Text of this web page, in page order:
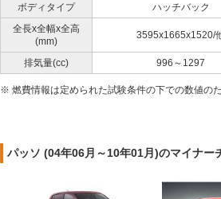
ボディタイプ ハッチバック
全長x全幅x全高
(mm)
3595x1665x1520/
排気量(cc) 996～1297
※ 燃費情報は定められた試験条件の下での数値の
パッソ (04年06月～10年01月)のマイナー